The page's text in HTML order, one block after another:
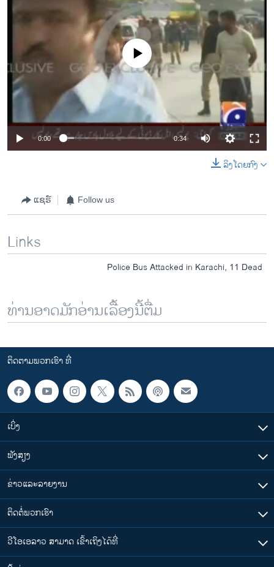
No media source currently available
0:00 0:34
ລິງໂດຍກົງ
ແຊຣ໌ Follow us
Links
Police Bus Attacked in Karachi, 11 Dead
ທ່ານອາດມັກອ່ານເລື້ອງນີ້ຕື່ມ
ຕິດຕາມພວກເຮົາ ທີ່
ເບິ່ງ
ຟັງສຽງ
ຂ່າວແລະລາຍງານ
ຕິດຕໍ່ພວກເຮົາ
ວີໂອເອລາວ ສາມາດ ເຂົ້າເຖິງໄດ້ທີ່